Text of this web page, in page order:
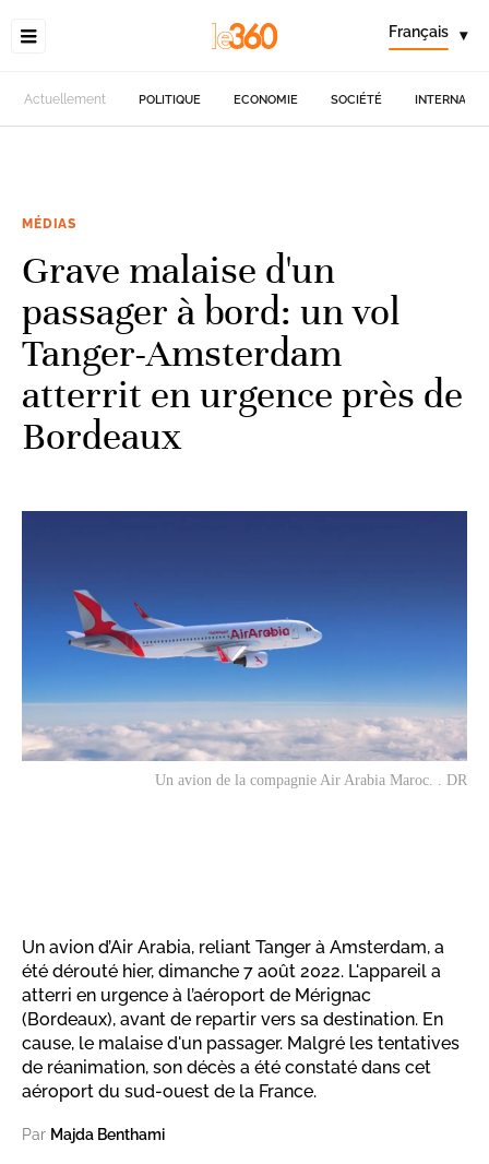
Français ▾
Actuellement POLITIQUE ECONOMIE SOCIÉTÉ
MÉDIAS
Grave malaise d'un
passager à bord: un vol
Tanger-Amsterdam
atterrit en urgence près de
Bordeaux
Un avion de la compagnie Air Arabia Maroc. . DR
Un avion d’Air Arabia, reliant Tanger à Amsterdam, a
été dérouté hier, dimanche 7 août 2022. L'appareil a
atterri en urgence à l’aéroport de Mérignac
(Bordeaux), avant de repartir vers sa destination. En
cause, le malaise d'un passager. Malgré les tentatives
de réanimation, son décès a été constaté dans cet
aéroport du sud-ouest de la France.
Par Majda Benthami